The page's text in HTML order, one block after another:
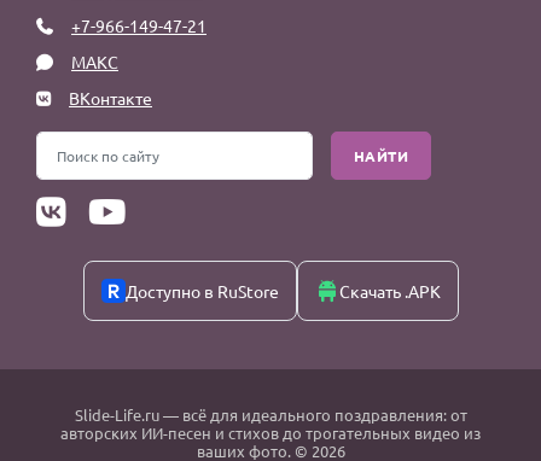
+7-966-149-47-21
МАКС
ВКонтакте
НАЙТИ
Доступно в RuStore Скачать .APK
Slide-Life.ru— всё для идеального поздравления: от
авторских ИИ-песен и стихов до трогательных видео из
ваших фото. © 2026